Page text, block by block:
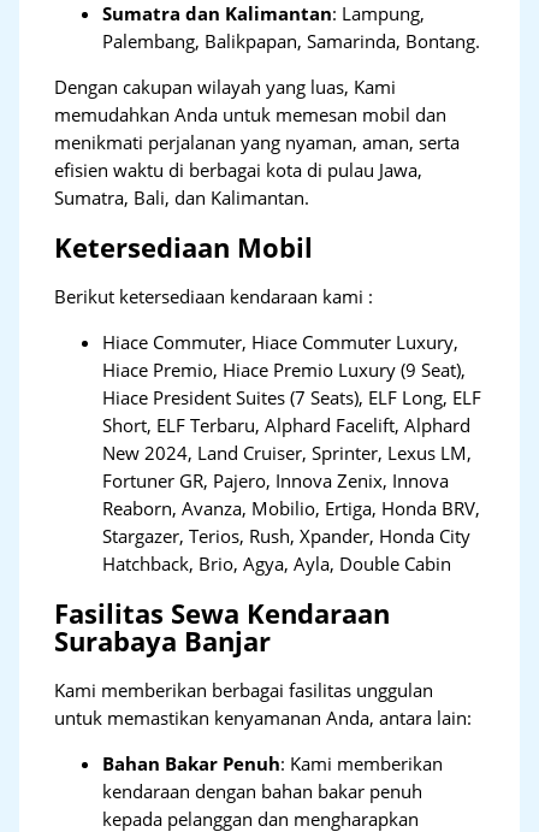
Sumatra dan Kalimantan: Lampung,
Palembang, Balikpapan, Samarinda, Bontang.
Dengan cakupan wilayah yang luas, Kami
memudahkan Anda untuk memesan mobil dan
menikmati perjalanan yang nyaman, aman, serta
efisien waktu di berbagai kota di pulau Jawa,
Sumatra, Bali, dan Kalimantan.
Ketersediaan Mobil
Berikut ketersediaan kendaraan kami :
Hiace Commuter, Hiace Commuter Luxury,
Hiace Premio, Hiace Premio Luxury (9 Seat),
Hiace President Suites (7 Seats), ELF Long, ELF
Short, ELF Terbaru, Alphard Facelift, Alphard
New 2024, Land Cruiser, Sprinter, Lexus LM,
Fortuner GR, Pajero, Innova Zenix, Innova
Reaborn, Avanza, Mobilio, Ertiga, Honda BRV,
Stargazer, Terios, Rush, Xpander, Honda City
Hatchback, Brio, Agya, Ayla, Double Cabin
Fasilitas Sewa Kendaraan
Surabaya Banjar
Kami memberikan berbagai fasilitas unggulan
untuk memastikan kenyamanan Anda, antara lain:
Bahan Bakar Penuh: Kami memberikan
kendaraan dengan bahan bakar penuh
kepada pelanggan dan mengharapkan